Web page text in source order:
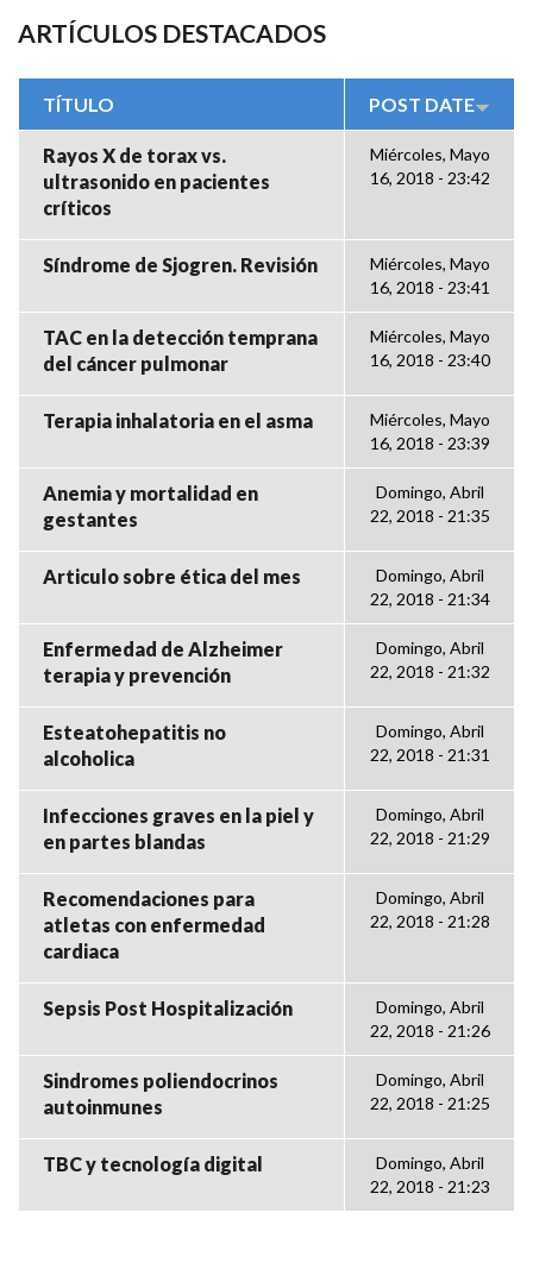
ARTÍCULOS DESTACADOS
TÍTULO POST DATE
Rayos X de torax vs.
ultrasonido en pacientes
críticos
Miércoles, Mayo
16, 2018 - 23:42
Síndrome de Sjogren. Revisión
Miércoles, Mayo
16, 2018 - 23:41
TAC en la detección temprana
del cáncer pulmonar
Miércoles, Mayo
16, 2018 - 23:40
Terapia inhalatoria en el asma
Miércoles, Mayo
16, 2018 - 23:39
Anemia y mortalidad en
gestantes
Domingo, Abril
22, 2018 - 21:35
Articulo sobre ética del mes
Domingo, Abril
22, 2018 - 21:34
Enfermedad de Alzheimer
terapia y prevención
Domingo, Abril
22, 2018 - 21:32
Esteatohepatitis no
alcoholica
Domingo, Abril
22, 2018 - 21:31
Infecciones graves en la piel y
en partes blandas
Domingo, Abril
22, 2018 - 21:29
Recomendaciones para
atletas con enfermedad
cardiaca
Domingo, Abril
22, 2018 - 21:28
Sepsis Post Hospitalización
Domingo, Abril
22, 2018 - 21:26
Sindromes poliendocrinos
autoinmunes
Domingo, Abril
22, 2018 - 21:25
TBC y tecnología digital
Domingo, Abril
22, 2018 - 21:23